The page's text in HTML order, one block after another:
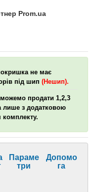
Prom.ua
не має
під шип (Нешип).
продати 1,2,3
лише з додатковою
комплекту.
Параме
три
Допомо
га